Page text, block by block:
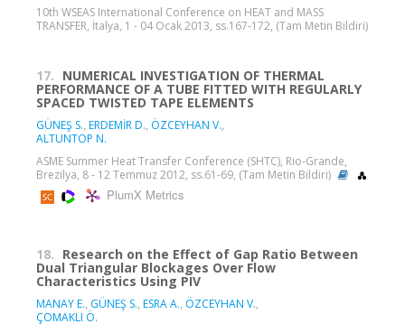
10th WSEAS International Conference on HEAT and MASS
TRANSFER, İtalya, 1 - 04 Ocak 2013, ss.167-172, (Tam Metin Bildiri)
17. NUMERICAL INVESTIGATION OF THERMAL
PERFORMANCE OF A TUBE FITTED WITH REGULARLY
SPACED TWISTED TAPE ELEMENTS
GÜNEŞ S., ERDEMİR D., ÖZCEYHAN V.,
ALTUNTOP N.
ASME Summer Heat Transfer Conference (SHTC), Rio-Grande,
Brezilya, 8 - 12 Temmuz 2012, ss.61-69, (Tam Metin Bildiri)
PlumX Metrics
18. Research on the Effect of Gap Ratio Between
Dual Triangular Blockages Over Flow
Characteristics Using PIV
MANAY E., GÜNEŞ S., ESRA A., ÖZCEYHAN V.,
ÇOMAKLI Ö.